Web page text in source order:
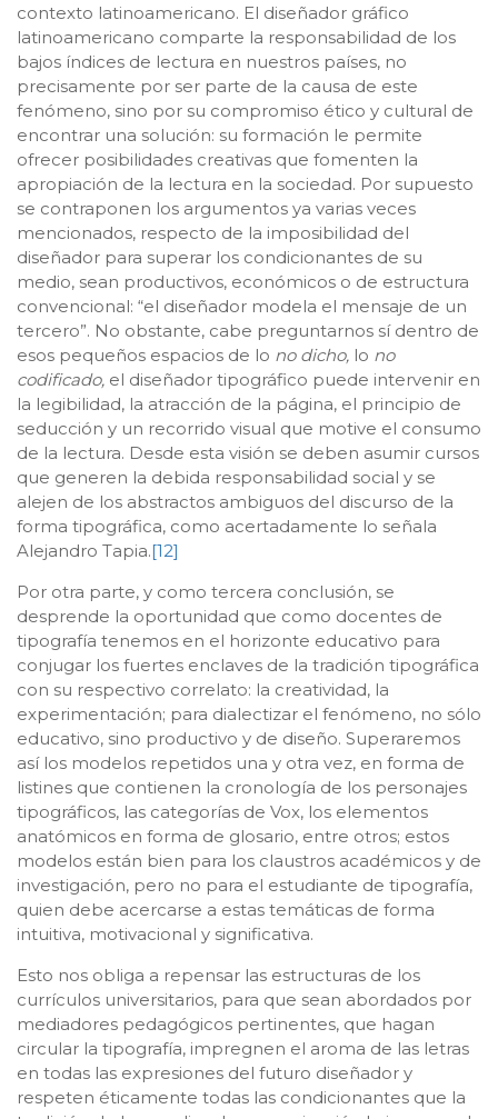
contexto latinoamericano. El diseñador gráfico
latinoamericano comparte la responsabilidad de los
bajos índices de lectura en nuestros países, no
precisamente por ser parte de la causa de este
fenómeno, sino por su compromiso ético y cultural de
encontrar una solución: su formación le permite
ofrecer posibilidades creativas que fomenten la
apropiación de la lectura en la sociedad. Por supuesto
se contraponen los argumentos ya varias veces
mencionados, respecto de la imposibilidad del
diseñador para superar los condicionantes de su
medio, sean productivos, económicos o de estructura
convencional: “el diseñador modela el mensaje de un
tercero”. No obstante, cabe preguntarnos sí dentro de
esos pequeños espacios de lo no dicho, lo no
codificado, el diseñador tipográfico puede intervenir en
la legibilidad, la atracción de la página, el principio de
seducción y un recorrido visual que motive el consumo
de la lectura. Desde esta visión se deben asumir cursos
que generen la debida responsabilidad social y se
alejen de los abstractos ambiguos del discurso de la
forma tipográfica, como acertadamente lo señala
Alejandro Tapia.[12]
Por otra parte, y como tercera conclusión, se
desprende la oportunidad que como docentes de
tipografía tenemos en el horizonte educativo para
conjugar los fuertes enclaves de la tradición tipográfica
con su respectivo correlato: la creatividad, la
experimentación; para dialectizar el fenómeno, no sólo
educativo, sino productivo y de diseño. Superaremos
así los modelos repetidos una y otra vez, en forma de
listines que contienen la cronología de los personajes
tipográficos, las categorías de Vox, los elementos
anatómicos en forma de glosario, entre otros; estos
modelos están bien para los claustros académicos y de
investigación, pero no para el estudiante de tipografía,
quien debe acercarse a estas temáticas de forma
intuitiva, motivacional y significativa.
Esto nos obliga a repensar las estructuras de los
currículos universitarios, para que sean abordados por
mediadores pedagógicos pertinentes, que hagan
circular la tipografía, impregnen el aroma de las letras
en todas las expresiones del futuro diseñador y
respeten éticamente todas las condicionantes que la